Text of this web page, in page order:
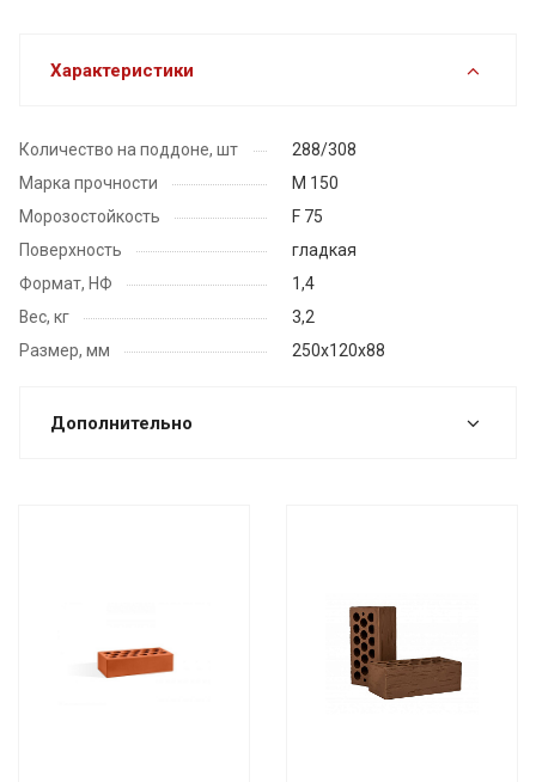
Характеристики
Количество на поддоне, шт
288/308
Марка прочности
М 150
Морозостойкость
F 75
Поверхность
гладкая
Формат, НФ
1,4
Вес, кг
3,2
Размер, мм
250x120х88
Дополнительно